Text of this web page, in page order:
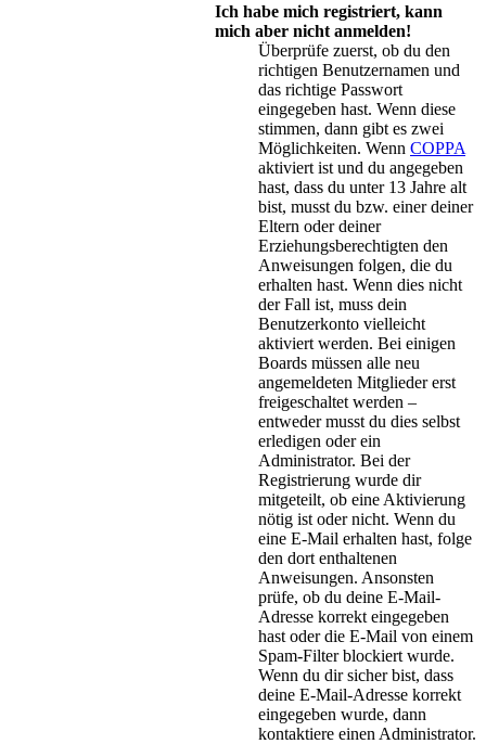
Ich habe mich registriert, kann
mich aber nicht anmelden!
Überprüfe zuerst, ob du den
richtigen Benutzernamen und
das richtige Passwort
eingegeben hast. Wenn diese
stimmen, dann gibt es zwei
Möglichkeiten. Wenn COPPA
aktiviert ist und du angegeben
hast, dass du unter 13 Jahre alt
bist, musst du bzw. einer deiner
Eltern oder deiner
Erziehungsberechtigten den
Anweisungen folgen, die du
erhalten hast. Wenn dies nicht
der Fall ist, muss dein
Benutzerkonto vielleicht
aktiviert werden. Bei einigen
Boards müssen alle neu
angemeldeten Mitglieder erst
freigeschaltet werden –
entweder musst du dies selbst
erledigen oder ein
Administrator. Bei der
Registrierung wurde dir
mitgeteilt, ob eine Aktivierung
nötig ist oder nicht. Wenn du
eine E-Mail erhalten hast, folge
den dort enthaltenen
Anweisungen. Ansonsten
prüfe, ob du deine E-Mail-
Adresse korrekt eingegeben
hast oder die E-Mail von einem
Spam-Filter blockiert wurde.
Wenn du dir sicher bist, dass
deine E-Mail-Adresse korrekt
eingegeben wurde, dann
kontaktiere einen Administrator.